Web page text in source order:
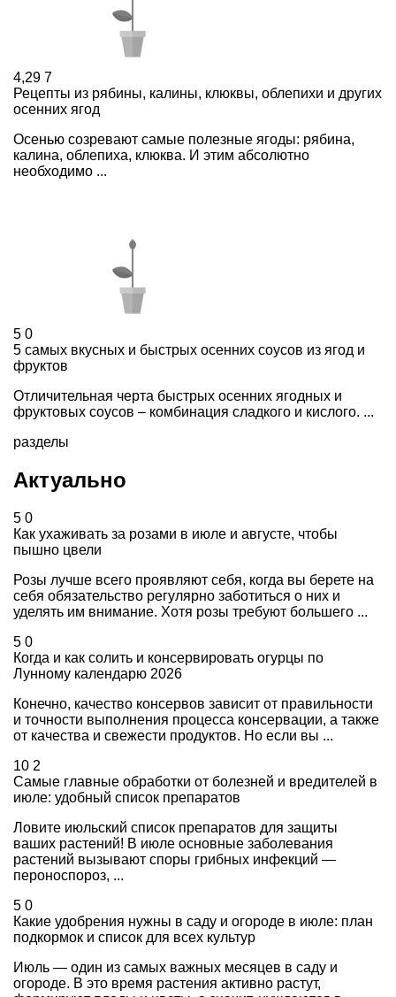
4,29 7
Рецепты из рябины, калины, клюквы, облепихи и других
осенних ягод
Осенью созревают самые полезные ягоды: рябина,
калина, облепиха, клюква. И этим абсолютно
необходимо ...
5 0
5 самых вкусных и быстрых осенних соусов из ягод и
фруктов
Отличительная черта быстрых осенних ягодных и
фруктовых соусов – комбинация сладкого и кислого. ...
разделы
Актуально
5 0
Как ухаживать за розами в июле и августе, чтобы
пышно цвели
Розы лучше всего проявляют себя, когда вы берете на
себя обязательство регулярно заботиться о них и
уделять им внимание. Хотя розы требуют большего ...
5 0
Когда и как солить и консервировать огурцы по
Лунному календарю 2026
Конечно, качество консервов зависит от правильности
и точности выполнения процесса консервации, а также
от качества и свежести продуктов. Но если вы ...
10 2
Самые главные обработки от болезней и вредителей в
июле: удобный список препаратов
Ловите июльский список препаратов для защиты
ваших растений! В июле основные заболевания
растений вызывают споры грибных инфекций —
пероноспороз, ...
5 0
Какие удобрения нужны в саду и огороде в июле: план
подкормок и список для всех культур
Июль — один из самых важных месяцев в саду и
огороде. В это время растения активно растут,